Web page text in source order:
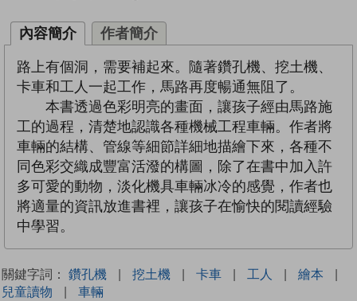
內容簡介 作者簡介
路上有個洞，需要補起來。隨著鑽孔機、挖土機、
卡車和工人一起工作，馬路再度暢通無阻了。
本書透過色彩明亮的畫面，讓孩子經由馬路施
工的過程，清楚地認識各種機械工程車輛。作者將
車輛的結構、管線等細節詳細地描繪下來，各種不
同色彩交織成豐富活潑的構圖，除了在書中加入許
多可愛的動物，淡化機具車輛冰冷的感覺，作者也
將適量的資訊放進書裡，讓孩子在愉快的閱讀經驗
中學習。
關鍵字詞： 鑽孔機 | 挖土機 | 卡車 | 工人 | 繪本
|
兒童讀物
| 車輛